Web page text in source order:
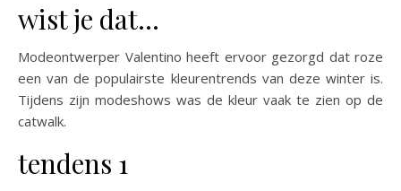
wist je dat…
Modeontwerper Valentino heeft ervoor gezorgd dat roze
een van de populairste kleurentrends van deze winter is.
Tijdens zijn modeshows was de kleur vaak te zien op de
catwalk.
tendens 1